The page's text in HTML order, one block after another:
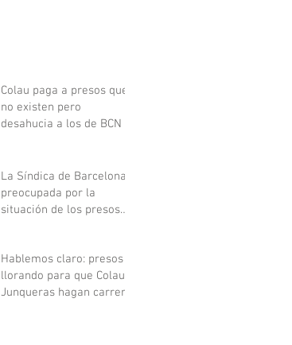
Colau paga a presos que
no existen pero
desahucia a los de BCN
La Síndica de Barcelona
preocupada por la
situación de los presos
Hablemos claro: presos
llorando para que Colau y
Junqueras hagan carrera